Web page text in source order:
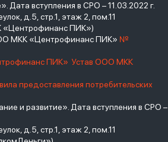
вступления в СРО – 11.03.2022 г.
д.5, стр.1, этаж 2, пом.11
«Центрофинанс ПИК»)
МКК «Центрофинанс ПИК» №
ПИК» Устав ООО МКК
предоставления потребительских
и развитие». Дата вступления в СРО –
д.5, стр.1, этаж 2, пом.11